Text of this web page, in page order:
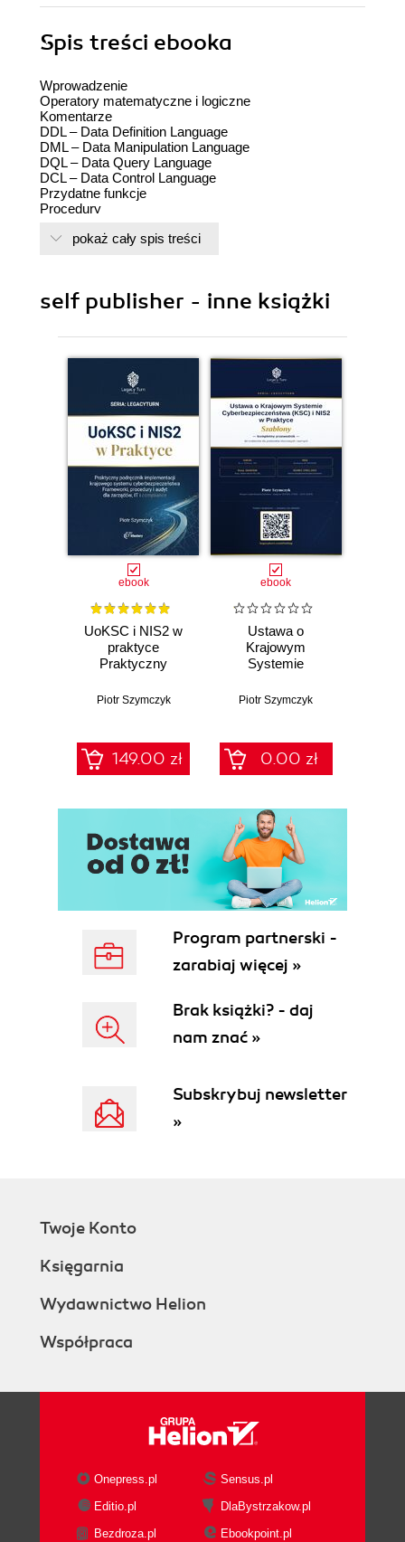
Spis treści ebooka
Wprowadzenie
Operatory matematyczne i logiczne
Komentarze
DDL – Data Definition Language
DML – Data Manipulation Language
DQL – Data Query Language
DCL – Data Control Language
Przydatne funkcje
Procedury
Literatura uzupełniająca
pokaż cały spis treści
self publisher - inne książki
ebook
UoKSC i NIS2 w
praktyce
Praktyczny
implementacji
Cyberbezpieczeństwa
Frameworki,
procedury, audyt
compliance
Piotr Szymczyk
149.00 zł
ebook
Ustawa o
Krajowym
Systemie
(KSC) i NIS2 w
przewodnik po 68
szablonach
NIS2/UoKSC dla
kluczowych i
ważnych
Piotr Szymczyk
0.00 zł
Program partnerski -
zarabiaj więcej »
Brak książki? - daj
nam znać »
Subskrybuj newsletter
»
Twoje Konto
Księgarnia
Wydawnictwo Helion
Współpraca
Onepress.pl
Sensus.pl
Editio.pl
DlaBystrzakow.pl
Bezdroza.pl
Ebookpoint.pl